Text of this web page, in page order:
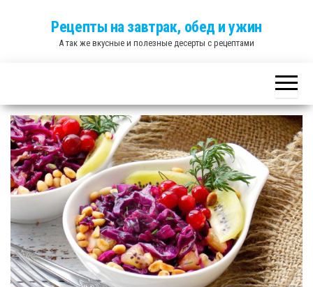
Рецепты на завтрак, обед и ужин
А так же вкусные и полезные десерты с рецептами